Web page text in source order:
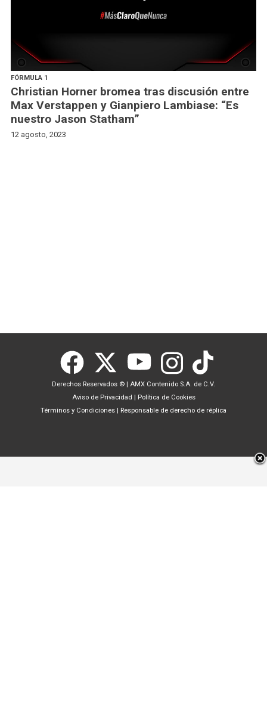
FÓRMULA 1
Christian Horner bromea tras discusión entre
Max Verstappen y Gianpiero Lambiase: “Es
nuestro Jason Statham”
12 agosto, 2023
Derechos Reservados © | AMX Contenido S.A. de C.V.
Aviso de Privacidad | Política de Cookies
Términos y Condiciones | Responsable de derecho de réplica